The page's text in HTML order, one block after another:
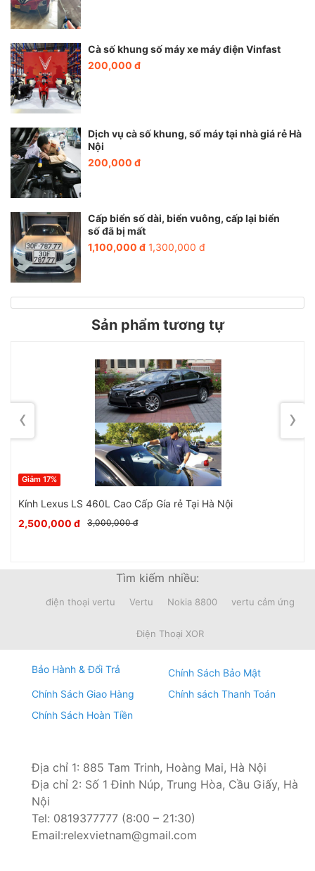
Bước 3: Vệ sinh xung quanh các đường mép của kính
Bơm silicon xung quanh mép khung của xe
Bước 6:
Cà số khung số máy xe máy điện Vinfast
200,000 đ
Dịch vụ cà số khung, số máy tại nhà giá rẻ Hà
Nội
200,000 đ
Cấp biển số dài, biển vuông, cấp lại biển
số đã bị mất
1,100,000 đ 1,300,000 đ
Sản phẩm tương tự
Kính Lexus LS 460L Cao Cấp Gía rẻ Tại Hà Nội
2,500,000 đ
3,000,000 đ
Giảm 17%
‹ ›
Tìm kiếm nhiều:
điện thoại vertu Vertu Nokia 8800 vertu cảm ứng
Điện Thoại XOR
Bảo Hành & Đổi Trả
Chính Sách Bảo Mật
Chính Sách Giao Hàng
Chính sách Thanh Toán
Chính Sách Hoàn Tiền
Địa chỉ 1: 885 Tam Trinh, Hoàng Mai, Hà Nội
Địa chỉ 2: Số 1 Đinh Núp, Trung Hòa, Cầu Giấy, Hà
Nội
Tel: 0819377777 (8:00 – 21:30)
Email:relexvietnam@gmail.com